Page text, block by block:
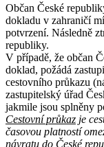
Občan České
dokladu v zahraničí
potvrzení. Následně
republiky.
V případě, že občan
doklad, požádá
cestovního průkazu
zastupitelský úřad
jakmile jsou splněny
Cestovní průkaz je
časovou platností
návratu do České